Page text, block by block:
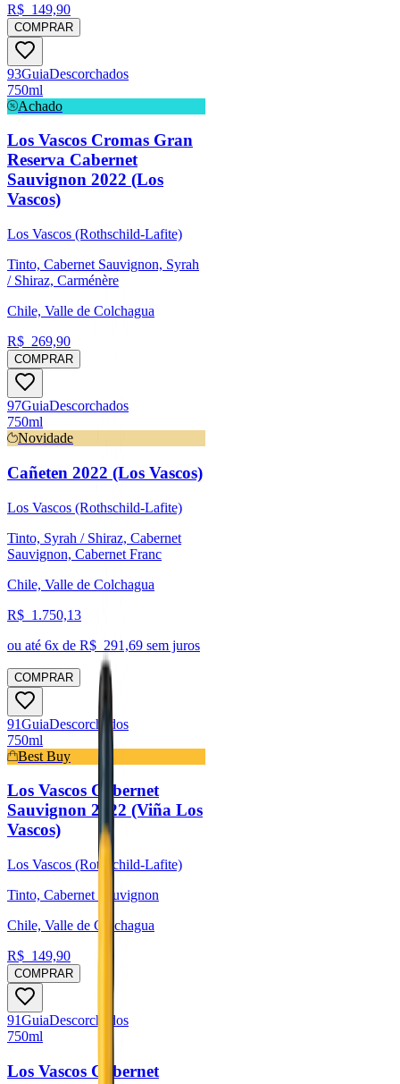
R$ 149,90
COMPRAR
93GuiaDescorchados
750ml
Achado
Los Vascos Cromas Gran
Reserva Cabernet
Sauvignon 2022 (Los
Vascos)
Los Vascos (Rothschild-Lafite)
Tinto, Cabernet Sauvignon, Syrah
/ Shiraz, Carménère
Chile, Valle de Colchagua
R$ 269,90
COMPRAR
97GuiaDescorchados
750ml
Novidade
Cañeten 2022 (Los Vascos)
Los Vascos (Rothschild-Lafite)
Tinto, Syrah / Shiraz, Cabernet
Sauvignon, Cabernet Franc
Chile, Valle de Colchagua
R$ 1.750,13
ou até 6x de R$ 291,69 sem juros
COMPRAR
91GuiaDescorchados
750ml
Best Buy
Los Vascos Cabernet
Sauvignon 2022 (Viña Los
Vascos)
Los Vascos (Rothschild-Lafite)
Tinto, Cabernet Sauvignon
Chile, Valle de Colchagua
R$ 149,90
COMPRAR
91GuiaDescorchados
750ml
Los Vascos Cabernet